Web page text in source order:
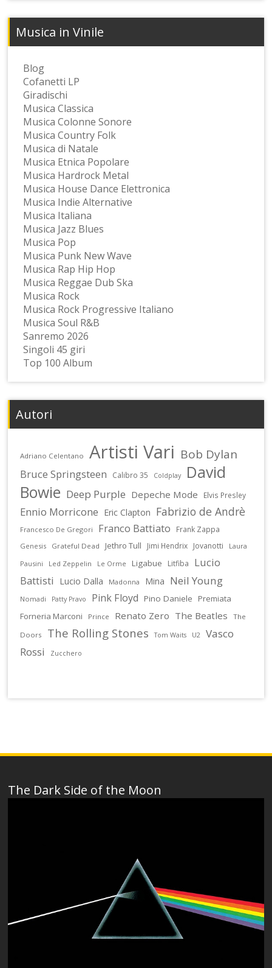
Musica in Vinile
Blog
Cofanetti LP
Giradischi
Musica Classica
Musica Colonne Sonore
Musica Country Folk
Musica di Natale
Musica Etnica Popolare
Musica Hardrock Metal
Musica House Dance Elettronica
Musica Indie Alternative
Musica Italiana
Musica Jazz Blues
Musica Pop
Musica Punk New Wave
Musica Rap Hip Hop
Musica Reggae Dub Ska
Musica Rock
Musica Rock Progressive Italiano
Musica Soul R&B
Sanremo 2026
Singoli 45 giri
Top 100 Album
Autori
Adriano Celentano Artisti Vari Bob Dylan
Bruce Springsteen Calibro 35 Coldplay
David
Bowie Deep Purple Depeche Mode Elvis Presley
Ennio Morricone Eric Clapton Fabrizio de Andrè
Francesco De Gregori Franco Battiato Frank Zappa
Genesis Grateful Dead Jethro Tull Jimi Hendrix Jovanotti
Laura
Pausini
Led Zeppelin Le Orme Ligabue Litfiba
Lucio
Battisti
Lucio Dalla Madonna Mina Neil Young
Nomadi Patty Pravo Pink Floyd Pino Daniele
Premiata
Forneria Marconi
Prince Renato Zero The Beatles
The
Doors
The Rolling Stones Tom Waits U2
Vasco
Rossi
Zucchero
The Dark Side of the Moon